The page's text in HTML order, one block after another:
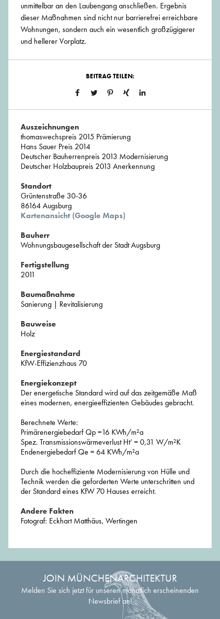
unmittelbar an den Laubengang anschließen. Ergebnis
dieser Maßnahmen sind nicht nur barrierefrei erreichbare
Wohnungen, sondern auch ein wesentlich großzügigerer
und hellerer Vorplatz.
BEITRAG TEILEN:
Auszeichnungen
thomaswechspreis 2015 Prämierung
Hans Sauer Preis 2014
Deutscher Bauherrenpreis 2013 Modernisierung
Deutscher Holzbaupreis 2013 Anerkennung
Standort
Grüntenstraße 30-36
86164 Augsburg
Kartenansicht (Google Maps)
Bauherr
Wohnungsbaugesellschaft der Stadt Augsburg
Fertigstellung
2011
Baumaßnahme
Sanierung | Revitalisierung
Bauweise
Holz
Energiestandard
KfW-Effizienzhaus 70
Energiekonzept
Der energetische Standard wird auf das zeitgemäße Maß
eines modernen, energieeffizienten Gebäudes gebracht.
Berechnete Werte:
Primärenergiebedarf Qp =16 KWh/m²a
Spez. Transmissionswärmeverlust Ht’ = 0,31 W/m²K
Endenergiebedarf Qe = 64 KWh/m²a
Durch die hocheffiziente Modernisierung von Hülle und
Technik werden die geforderten Werte unterschritten und
der Standard eines KfW 70 Hauses erreicht.
Andere Fakten
Fotograf: Eckhart Matthäus, Wertingen
JOIN MÜNCHENARCHITEKTUR
Melden Sie sich jetzt für unseren monatlich erscheinenden
Newsbrief an!